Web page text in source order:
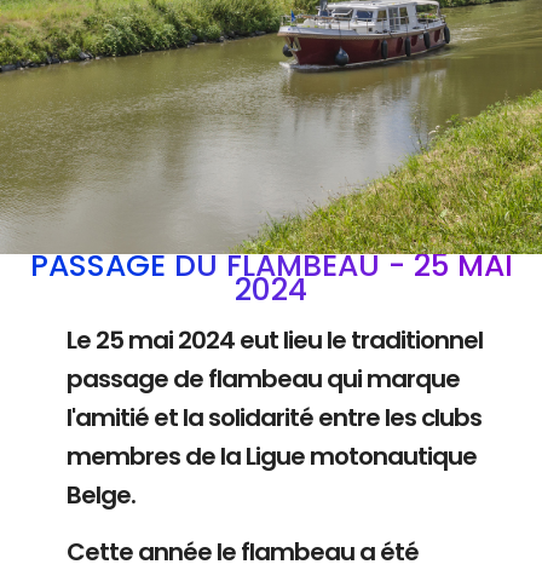
PASSAGE DU FLAMBEAU - 25 MAI
2024
Le 25 mai 2024 eut lieu le traditionnel
passage de flambeau qui marque
l'amitié et la solidarité entre les clubs
membres de la Ligue motonautique
Belge.
Cette année le flambeau a été